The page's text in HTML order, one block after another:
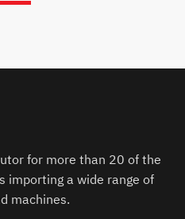
for more than 20 of the
importing a wide range of
machines.